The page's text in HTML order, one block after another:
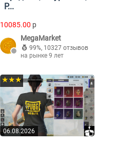
Р...
10085.00 p
MegaMarket
99%, 10327 отзывов
на рынке 9 лет
06.08.2026
★★★